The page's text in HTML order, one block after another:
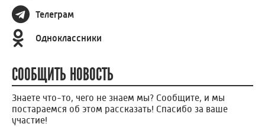
Телеграм
Одноклассники
СООБЩИТЬ НОВОСТЬ
Знаете что-то, чего не знаем мы? Сообщите, и мы
постараемся об этом рассказать! Спасибо за ваше
участие!